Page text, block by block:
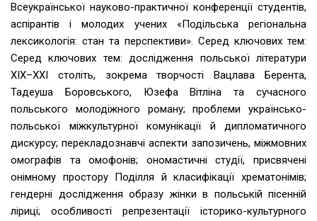
Всеукраїнської науково-практичної конференції студентів,
аспірантів і молодих учених «Подільська регіональна
лексикологія: стан та перспективи». Серед ключових тем:
Серед ключових тем: дослідження польської літератури
ХІХ–ХХІ століть, зокрема творчості Вацлава Берента,
Тадеуша Боровського, Юзефа Вітліна та сучасного
польського молодіжного роману; проблеми українсько-
польської міжкультурної комунікації й дипломатичного
дискурсу; перекладознавчі аспекти запозичень, міжмовних
омографів та омофонів; ономастичні студії, присвячені
онімному простору Поділля й класифікації хрематонімів;
гендерні дослідження образу жінки в польській пісенній
ліриці; особливості репрезентації історико-культурного